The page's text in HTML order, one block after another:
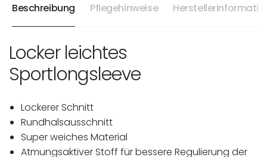
Beschreibung Pflegehinweise
Locker leichtes
Sportlongsleeve
Lockerer Schnitt
Rundhalsausschnitt
Super weiches Material
Atmungsaktiver Stoff für bessere Regulierung der